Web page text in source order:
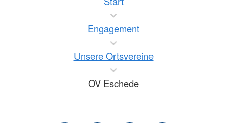
Engagement
Unsere Ortsvereine
OV Eschede